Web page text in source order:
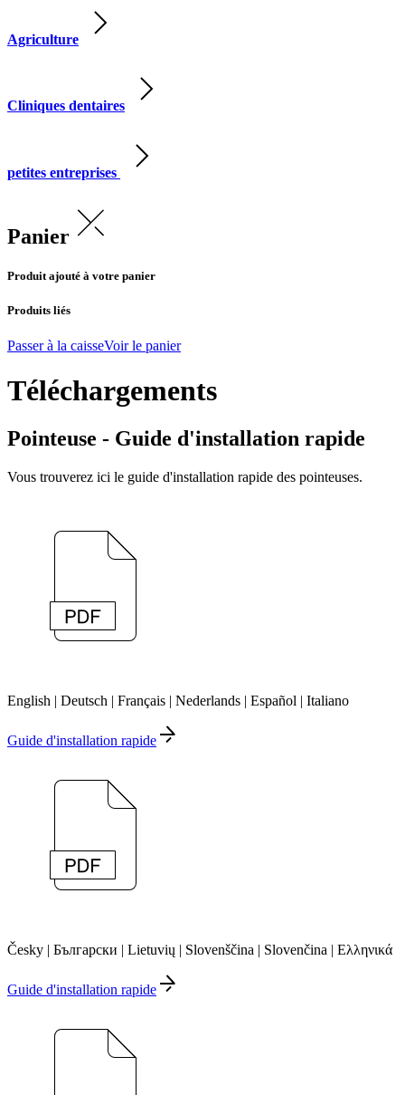
Agriculture
Cliniques dentaires
petites entreprises
Panier
Produit ajouté à votre panier
Produits liés
Passer à la caisseVoir le panier
Téléchargements
Pointeuse - Guide d'installation rapide
Vous trouverez ici le guide d'installation rapide des pointeuses.
English | Deutsch | Français | Nederlands | Español | Italiano
Guide d'installation rapide
Česky | Български | Lietuvių | Slovenščina | Slovenčina | Ελληνικά
Guide d'installation rapide